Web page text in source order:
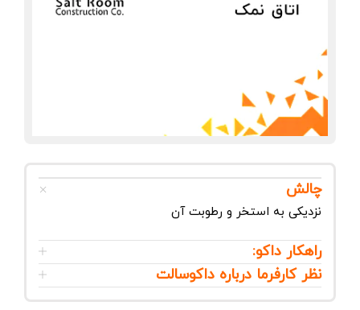
چالش
نزدیکی به استخر و رطوبت آن
راهکار داکو:
نظر کارفرما درباره داکوسالت